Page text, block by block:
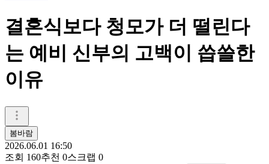
결혼식보다 청모가 더 떨린다
는 예비 신부의 고백이 씁쓸한
이유
봄바람
2026.06.01 16:50
조회 160추천 0스크랩 0